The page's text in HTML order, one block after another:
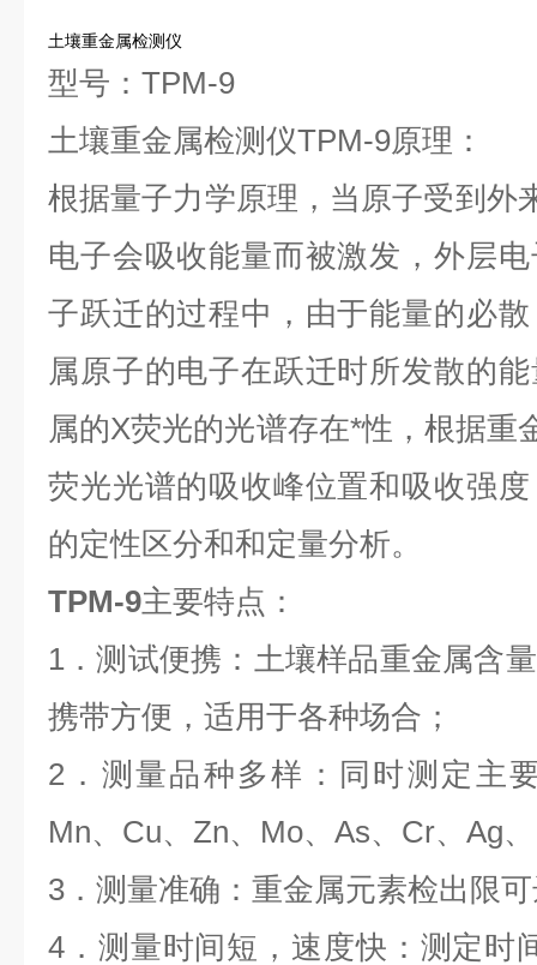
土壤重金属检测仪
型号：TPM-9
土壤重金属检测仪TPM-9原理：
根据量子力学原理，当原子受到外
电子会吸收能量而被激发，外层
子跃迁的过程中，由于能量的必
属原子的电子在跃迁时所发散的
属的X荧光的光谱存在*性，根据重
荧光光谱的吸收峰位置和吸收强
的定性区分和和定量分析。
TPM-9主要特点：
1．测试便携：土壤样品重金属含
携带方便，适用于各种场合；
2．测量品种多样：同时测定主
Mn、Cu、Zn、Mo、As、Cr、Ag
3．测量准确：重金属元素检出限
4．测量时间短，速度快：测定时